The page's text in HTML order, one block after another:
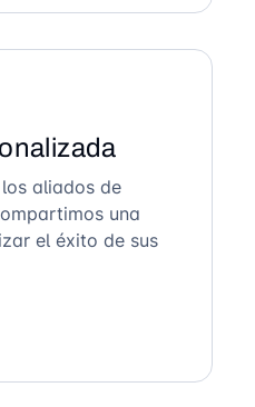
aliados de
una
el éxito de sus